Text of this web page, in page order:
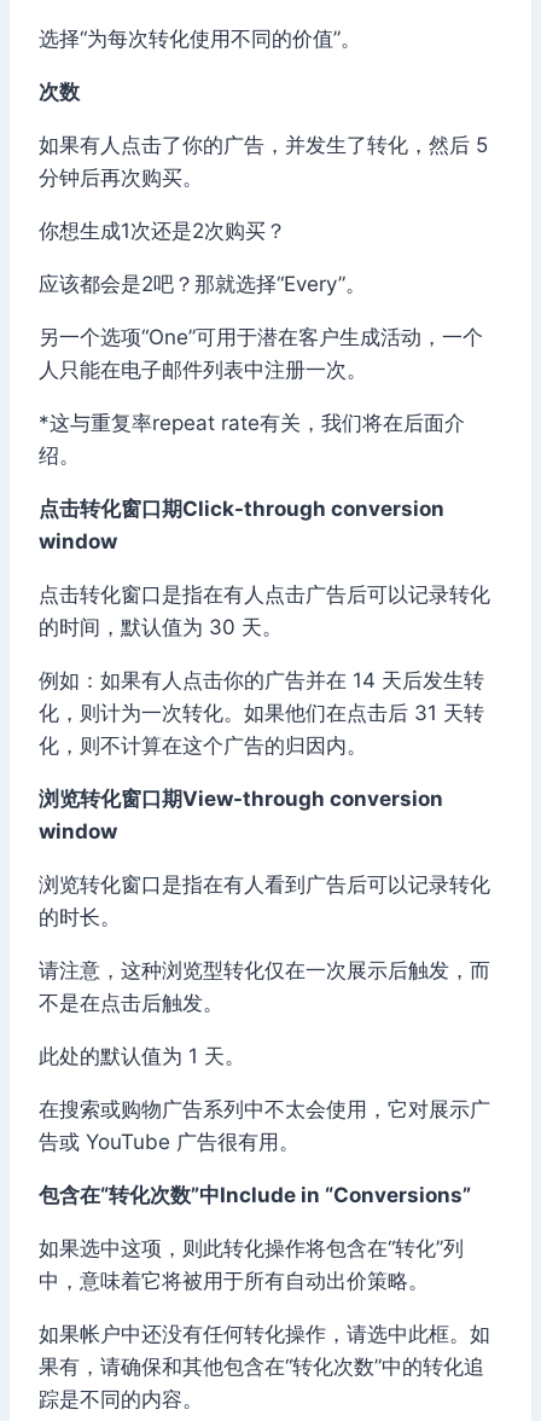
选择“为每次转化使用不同的价值”。
次数
如果有人点击了你的广告，并发生了转化，然后 5
分钟后再次购买。
你想生成1次还是2次购买？
应该都会是2吧？那就选择“Every”。
另一个选项“One”可用于潜在客户生成活动，一个
人只能在电子邮件列表中注册一次。
*这与重复率repeat rate有关，我们将在后面介
绍。
点击转化窗口期Click-through conversion
window
点击转化窗口是指在有人点击广告后可以记录转化
的时间，默认值为 30 天。
例如：如果有人点击你的广告并在 14 天后发生转
化，则计为一次转化。如果他们在点击后 31 天转
化，则不计算在这个广告的归因内。
浏览转化窗口期View-through conversion
window
浏览转化窗口是指在有人看到广告后可以记录转化
的时长。
请注意，这种浏览型转化仅在一次展示后触发，而
不是在点击后触发。
此处的默认值为 1 天。
在搜索或购物广告系列中不太会使用，它对展示广
告或 YouTube 广告很有用。
包含在“转化次数”中Include in “Conversions”
如果选中这项，则此转化操作将包含在“转化”列
中，意味着它将被用于所有自动出价策略。
如果帐户中还没有任何转化操作，请选中此框。如
果有，请确保和其他包含在“转化次数”中的转化追
踪是不同的内容。